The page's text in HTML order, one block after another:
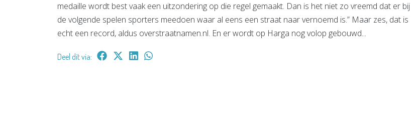
medaille wordt best vaak een uitzondering op die regel gemaakt. Dan is het niet zo vreemd dat er bij
de volgende spelen sporters meedoen waar al eens een straat naar vernoemd is.” Maar zes, dat is
echt een record, aldus overstraatnamen.nl. En er wordt op Harga nog volop gebouwd...
Deel dit via: